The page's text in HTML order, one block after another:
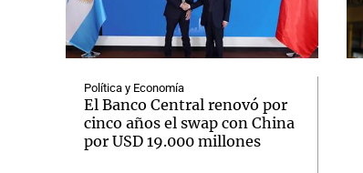
Política y Economía
El Banco Central renovó por
cinco años el swap con China
por USD 19.000 millones